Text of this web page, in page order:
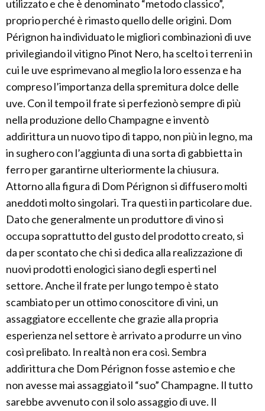
utilizzato e che è denominato “metodo classico”,
proprio perché è rimasto quello delle origini. Dom
Pérignon ha individuato le migliori combinazioni di uve
privilegiando il vitigno Pinot Nero, ha scelto i terreni in
cui le uve esprimevano al meglio la loro essenza e ha
compreso l’importanza della spremitura dolce delle
uve. Con il tempo il frate si perfezionò sempre di più
nella produzione dello Champagne e inventò
addirittura un nuovo tipo di tappo, non più in legno, ma
in sughero con l’aggiunta di una sorta di gabbietta in
ferro per garantirne ulteriormente la chiusura.
Attorno alla figura di Dom Pérignon si diffusero molti
aneddoti molto singolari. Tra questi in particolare due.
Dato che generalmente un produttore di vino si
occupa soprattutto del gusto del prodotto creato, si
da per scontato che chi si dedica alla realizzazione di
nuovi prodotti enologici siano degli esperti nel
settore. Anche il frate per lungo tempo è stato
scambiato per un ottimo conoscitore di vini, un
assaggiatore eccellente che grazie alla propria
esperienza nel settore è arrivato a produrre un vino
così prelibato. In realtà non era così. Sembra
addirittura che Dom Pérignon fosse astemio e che
non avesse mai assaggiato il “suo” Champagne. Il tutto
sarebbe avvenuto con il solo assaggio di uve. Il